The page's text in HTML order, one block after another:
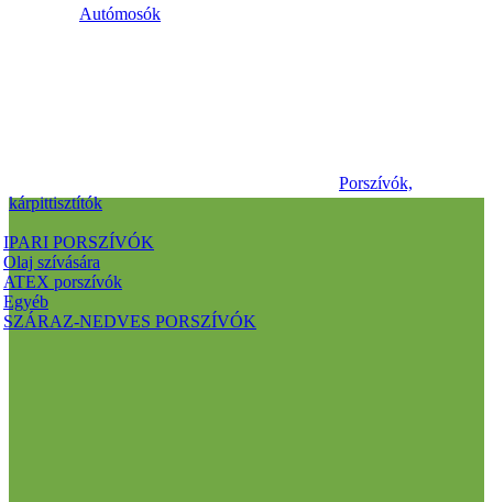
Autómosók
Porszívók,
kárpittisztítók
IPARI PORSZÍVÓK
Olaj szívására
ATEX porszívók
Egyéb
SZÁRAZ-NEDVES PORSZÍVÓK